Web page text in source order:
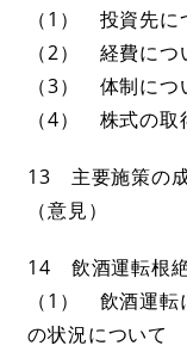
（1） 投資先に
（2） 経費につ
（3） 体制につ
（4） 株式の取
13 主要施策の
（意見）
14 飲酒運転根
（1） 飲酒運転
の状況について